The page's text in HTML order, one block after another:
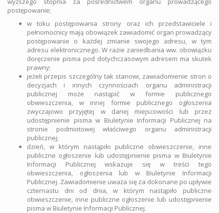
postępowanie;
w toku postępowania strony oraz ich przedstawiciele i
pełnomocnicy mają obowiązek zawiadomić organ prowadzący
postępowanie o każdej zmianie swojego adresu, w tym
adresu elektronicznego. W razie zaniedbania ww. obowiązku
doręczenie pisma pod dotychczasowym adresem ma skutek
prawny;
jeżeli przepis szczególny tak stanowi, zawiadomienie stron o
decyzjach i innych czynnościach organu administracji
publicznej może nastąpić w formie publicznego
obwieszczenia, w innej formie publicznego ogłoszenia
zwyczajowo przyjętej w danej miejscowości lub przez
udostępnienie pisma w Biuletynie Informacji Publicznej na
stronie podmiotowej właściwego organu administracji
publicznej;
dzień, w którym nastąpiło publiczne obwieszczenie, inne
publiczne ogłoszenie lub udostępnienie pisma w Biuletynie
Informacji Publicznej wskazuje się w treści tego
obwieszczenia, ogłoszenia lub w Biuletynie Informacji
Publicznej. Zawiadomienie uważa się za dokonane po upływie
czternastu dni od dnia, w którym nastąpiło publiczne
obwieszczenie, inne publiczne ogłoszenie lub udostępnienie
pisma w Biuletynie Informacji Publicznej.